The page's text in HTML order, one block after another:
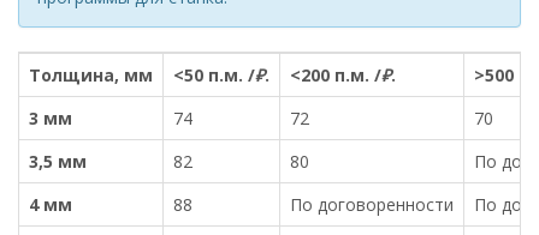
Толщина, мм <50 п.м. /₽. <200 п.м. /₽.
>500
3 мм
74 72
70
3,5 мм
82 80
По
4 мм
88 По договоренности
По